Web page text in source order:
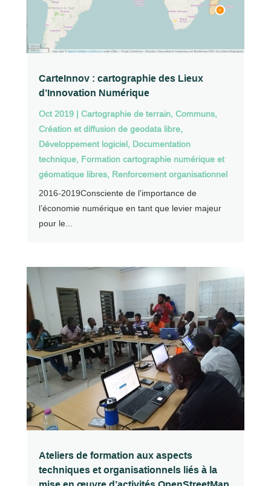
CarteInnov : cartographie des Lieux
d’Innovation Numérique
Oct 2019| Cartographie de terrain, Communs,
Création et diffusion de geodata libre,
Développement logiciel, Documentation
technique, Formation cartographie numérique et
géomatique libres, Renforcement organisationnel
2016-2019Consciente de l’importance de
l’économie numérique en tant que levier majeur
pour le...
Ateliers de formation aux aspects
techniques et organisationnels liés à la